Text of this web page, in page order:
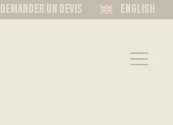
Demander un devis English